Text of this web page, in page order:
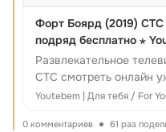
Форт Боярд (2019) СТС
подряд бесплатно ⋆
Развлекательное
СТС смотреть онлайн
возвращается на
Youtebem | Для тебя / For
0 комментариев 61 раз